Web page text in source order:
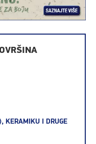
KERAMIKU I DRUGE